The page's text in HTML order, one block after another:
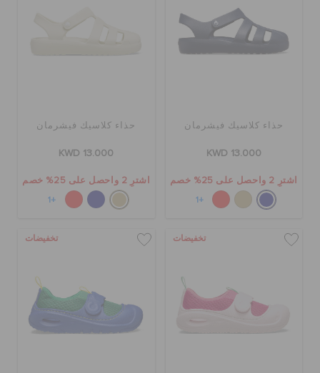
حذاء كلاسيك فيشرمان
KWD 13.000
اشترِ 2 واحصل على 25% خصم
+1
حذاء كلاسيك فيشرمان
KWD 13.000
اشترِ 2 واحصل على 25% خصم
+1
تخفيضات تخفيضات